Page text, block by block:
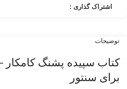
اشتراک گذاری :
توضیحات
کتاب سپیده پشنگ
برای سنتور